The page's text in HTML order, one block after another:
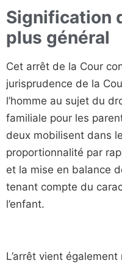
Signification
plus général
Cet arrêt de la Cour
jurisprudence de la
l’homme au sujet du
familiale pour les
deux mobilisent dans
proportionnalité par
et la mise en balance
tenant compte du
l’enfant.
L’arrêt vient